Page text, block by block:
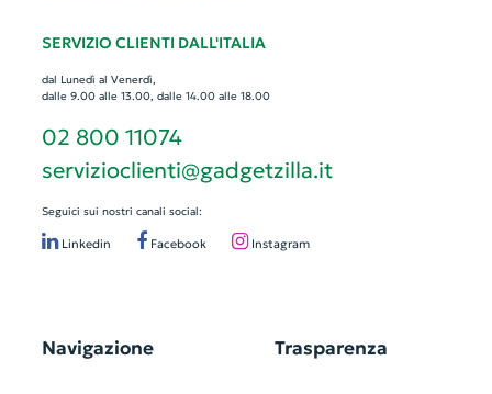
SERVIZIO CLIENTI DALL'ITALIA
dal Lunedì al Venerdì,
dalle 9.00 alle 13.00, dalle 14.00 alle 18.00
02 800 11074
servizioclienti@gadgetzilla.it
Seguici sui nostri canali social:
Linkedin Facebook Instagram
Navigazione Trasparenza